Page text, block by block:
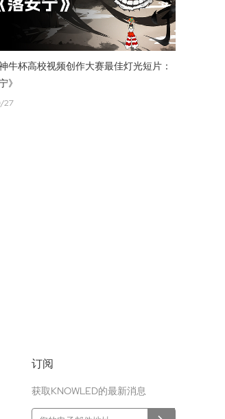
牛杯高校视频创作大赛最佳灯光短片：
》
27
订阅
获取KNOWLED的最新消息